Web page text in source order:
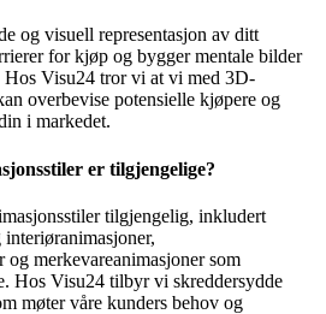
og visuell representasjon av ditt
for kjøp og bygger mentale bilder
Visu24 tror vi at vi med 3D-
overbevise potensielle kjøpere og
i markedet.
er tilgjengelige?
tilgjengelig, inkludert
merkevareanimasjoner som
Hos Visu24 tilbyr vi skreddersydde
møter våre kunders behov og